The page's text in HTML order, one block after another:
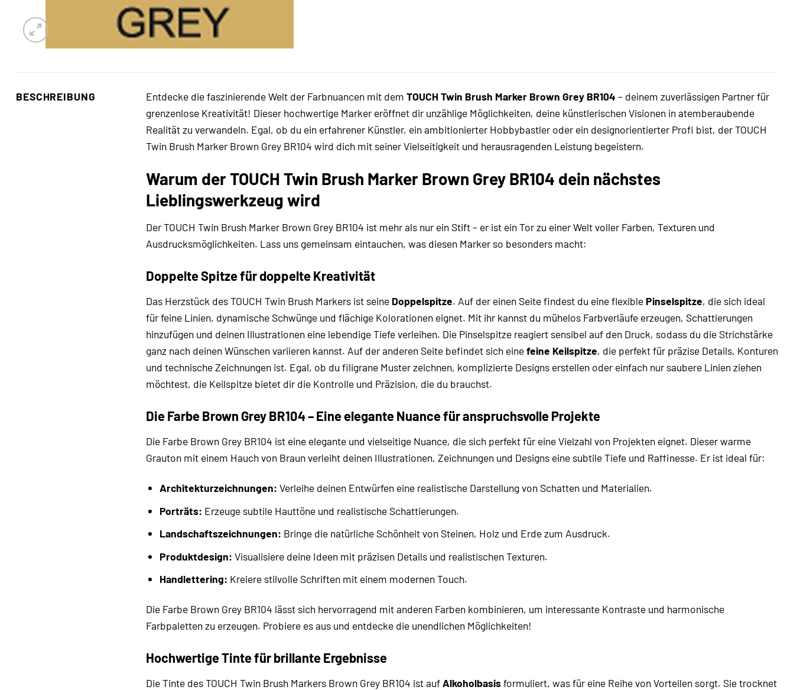
BESCHREIBUNG Entdecke die faszinierende Welt der Farbnuancen mit dem TOUCH Twin Brush Marker Brown Grey BR104 – deinem zuverlässigen Partner für
grenzenlose Kreativität! Dieser hochwertige Marker eröffnet dir unzählige Möglichkeiten, deine künstlerischen Visionen in atemberaubende
Realität zu verwandeln. Egal, ob du ein erfahrener Künstler, ein ambitionierter Hobbybastler oder ein designorientierter Profi bist, der TOUCH
Twin Brush Marker Brown Grey BR104 wird dich mit seiner Vielseitigkeit und herausragenden Leistung begeistern.
Warum der TOUCH Twin Brush Marker Brown Grey BR104 dein nächstes
Lieblingswerkzeug wird
Der TOUCH Twin Brush Marker Brown Grey BR104 ist mehr als nur ein Stift – er ist ein Tor zu einer Welt voller Farben, Texturen und
Ausdrucksmöglichkeiten. Lass uns gemeinsam eintauchen, was diesen Marker so besonders macht:
Doppelte Spitze für doppelte Kreativität
Das Herzstück des TOUCH Twin Brush Markers ist seine Doppelspitze. Auf der einen Seite findest du eine flexible Pinselspitze, die sich ideal
für feine Linien, dynamische Schwünge und flächige Kolorationen eignet. Mit ihr kannst du mühelos Farbverläufe erzeugen, Schattierungen
hinzufügen und deinen Illustrationen eine lebendige Tiefe verleihen. Die Pinselspitze reagiert sensibel auf den Druck, sodass du die Strichstärke
ganz nach deinen Wünschen variieren kannst. Auf der anderen Seite befindet sich einefeine Keilspitze, die perfekt für präzise Details, Konturen
und technische Zeichnungen ist. Egal, ob du filigrane Muster zeichnen, komplizierte Designs erstellen oder einfach nur saubere Linien ziehen
möchtest, die Keilspitze bietet dir die Kontrolle und Präzision, die du brauchst.
Die Farbe Brown Grey BR104 – Eine elegante Nuance für anspruchsvolle Projekte
Die Farbe Brown Grey BR104 ist eine elegante und vielseitige Nuance, die sich perfekt für eine Vielzahl von Projekten eignet. Dieser warme
Grauton mit einem Hauch von Braun verleiht deinen Illustrationen, Zeichnungen und Designs eine subtile Tiefe und Raffinesse. Er ist ideal für:
Architekturzeichnungen: Verleihe deinen Entwürfen eine realistische Darstellung von Schatten und Materialien.
Porträts: Erzeuge subtile Hauttöne und realistische Schattierungen.
Landschaftszeichnungen: Bringe die natürliche Schönheit von Steinen, Holz und Erde zum Ausdruck.
Produktdesign: Visualisiere deine Ideen mit präzisen Details und realistischen Texturen.
Handlettering: Kreiere stilvolle Schriften mit einem modernen Touch.
Die Farbe Brown Grey BR104 lässt sich hervorragend mit anderen Farben kombinieren, um interessante Kontraste und harmonische
Farbpaletten zu erzeugen. Probiere es aus und entdecke die unendlichen Möglichkeiten!
Hochwertige Tinte für brillante Ergebnisse
Die Tinte des TOUCH Twin Brush Markers Brown Grey BR104 ist aufAlkoholbasisformuliert, was für eine Reihe von Vorteilen sorgt. Sie trocknet